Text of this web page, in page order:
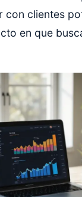
con clientes
en que